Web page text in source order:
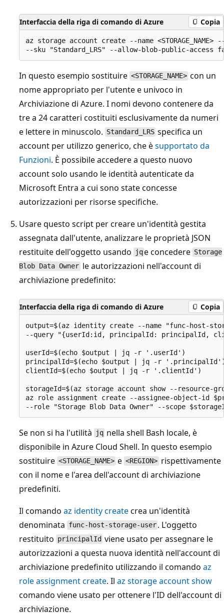
Interfaccia della riga di comando di Azure Copia
az storage account create --name
In questo esempio sostituire <STORAGE_NAME> con un
nome appropriato per l'utente e univoco in
Archiviazione di Azure. I nomi devono contenere da
tre a 24 caratteri costituiti esclusivamente da numeri
e lettere in minuscolo. Standard_LRS specifica un
account per utilizzo generico, che èsupportato da
Funzioni. È possibile accedere a questo nuovo
account solo usando le identità autenticate da
Microsoft Entra a cui sono state concesse
autorizzazioni per risorse specifiche.
Usare questo script per creare un'identità gestita
assegnata dall'utente, analizzare le proprietà JSON
restituite dell'oggetto usando
jqe concedere Storage
Blob Data Owner le autorizzazioni nell'account di
archiviazione predefinito:
Interfaccia della riga di comando di Azure Copia
output=$(az identity create --name "func-host-
--query "{userId:id, principalId: principalId,
userId=$(echo $output | jq -r '.userId')
principalId=$(echo $output | jq -r
clientId=$(echo $output | jq -r '.clientId')
storageId=$(az storage account show --resource-
az role assignment create --assignee-object-id
Se non si ha l'utilità jq nella shell Bash locale, è
disponibile in Azure Cloud Shell. In questo esempio
sostituire <STORAGE_NAME> e <REGION> rispettivamente
con il nome e l'area dell'account di archiviazione
predefiniti.
Il comando az identity createcrea un'identità
denominata func-host-storage-user . L'oggetto
restituito principalId viene usato per assegnare le
autorizzazioni a questa nuova identità nell'account di
archiviazione predefinito utilizzando il comando az
role assignment create. Il az storage account show
comando viene usato per ottenere l'ID dell'account di
archiviazione.